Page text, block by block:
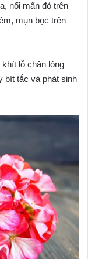
nổi mẩn đỏ trên
mụn bọc trên
lỗ chân lông
bít tắc và phát sinh